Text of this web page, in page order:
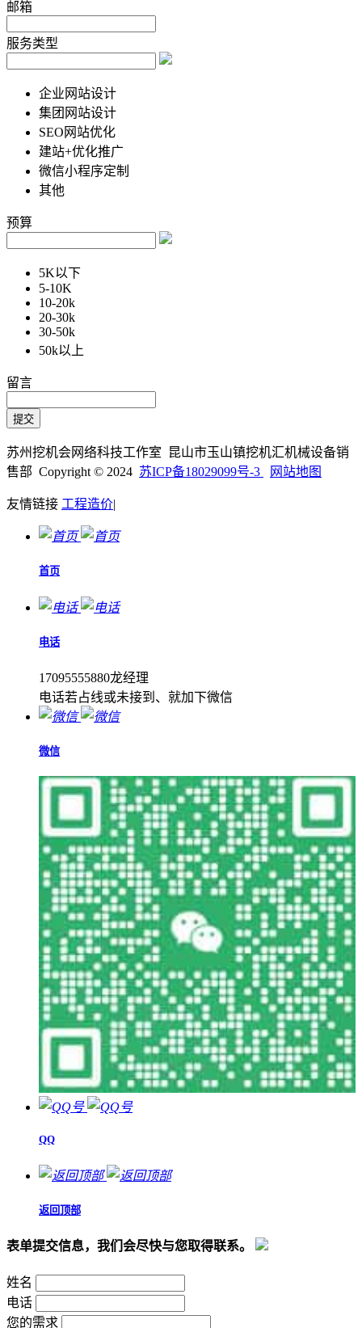
邮箱
服务类型
企业网站设计
集团网站设计
SEO网站优化
建站+优化推广
微信小程序定制
其他
预算
5K以下
5-10K
10-20k
20-30k
30-50k
50k以上
留言
苏州挖机会网络科技工作室 昆山市玉山镇挖机汇机械设备销
售部 Copyright © 2024 苏ICP备18029099号-3 网站地图
友情链接 工程造价|
首页
电话
17095555880龙经理
电话若占线或未接到、就加下微信
微信
QQ
返回顶部
表单提交信息，我们会尽快与您取得联系。
姓名
电话
您的需求